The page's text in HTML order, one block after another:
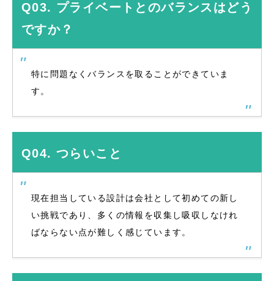
Q03. プライベートとのバランスはどう
ですか？
特に問題なくバランスを取ることができていま
す。
Q04. つらいこと
現在担当している設計は会社として初めての新し
い挑戦であり、多くの情報を収集し吸収しなけれ
ばならない点が難しく感じています。